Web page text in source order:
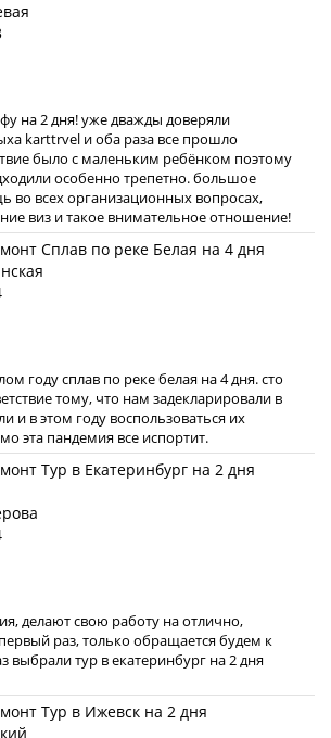
на 2 дня! уже дважды доверяли
karttrvel и оба раза все прошло
было с маленьким ребёнком поэтому
особенно трепетно. большое
во всех организационных вопросах,
виз и такое внимательное отношение!
году сплав по реке белая на 4 дня. сто
тому, что нам задекларировали в
и в этом году воспользоваться их
эта пандемия все испортит.
делают свою работу на отлично,
раз, только обращается будем к
выбрали тур в екатеринбург на 2 дня